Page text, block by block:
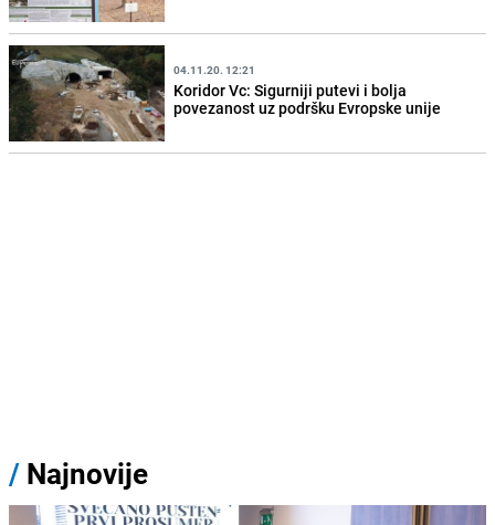
04.11.20. 12:21
Koridor Vc: Sigurniji putevi i bolja
povezanost uz podršku Evropske unije
/ Najnovije